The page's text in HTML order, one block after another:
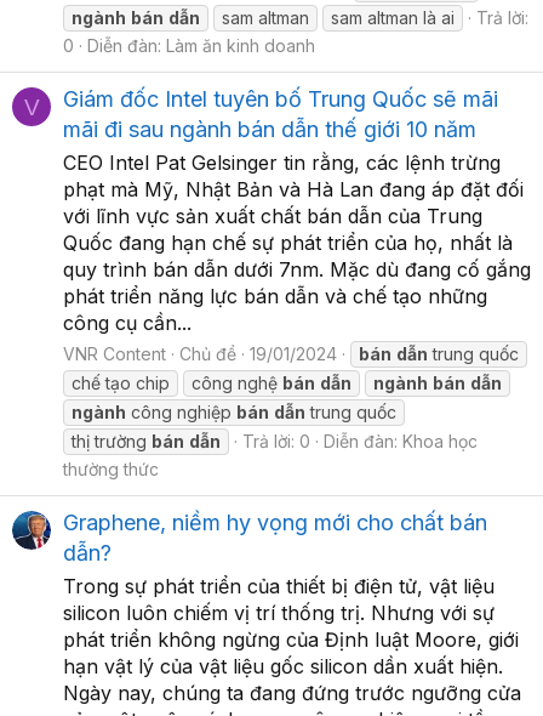
ngành bán dẫn sam altman sam altman là ai
Trả lời:
0
Diễn đàn: Làm ăn kinh doanh
V
Giám đốc Intel tuyên bố Trung Quốc sẽ mãi
mãi đi sau ngành bán dẫn thế giới 10 năm
CEO Intel Pat Gelsinger tin rằng, các lệnh trừng
phạt mà Mỹ, Nhật Bản và Hà Lan đang áp đặt đối
với lĩnh vực sản xuất chất bán dẫn của Trung
Quốc đang hạn chế sự phát triển của họ, nhất là
quy trình bán dẫn dưới 7nm. Mặc dù đang cố gắng
phát triển năng lực bán dẫn và chế tạo những
công cụ cần...
VNR Content Chủ đề 19/01/2024 bán dẫn trung quốc
chế tạo chip
công nghệ bán dẫn ngành bán dẫn
ngành công nghiệp bán dẫn trung quốc
thị trường bán dẫn Trả lời: 0 Diễn đàn: Khoa học
thường thức
Graphene, niềm hy vọng mới cho chất bán
dẫn?
Trong sự phát triển của thiết bị điện tử, vật liệu
silicon luôn chiếm vị trí thống trị. Nhưng với sự
phát triển không ngừng của Định luật Moore, giới
hạn vật lý của vật liệu gốc silicon dần xuất hiện.
Ngày nay, chúng ta đang đứng trước ngưỡng cửa